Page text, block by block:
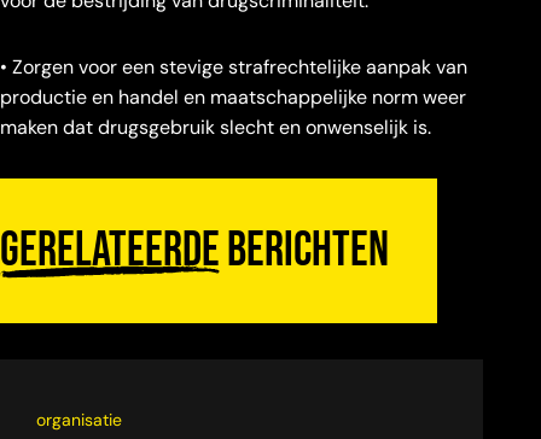
• Zorgen voor een stevige strafrechtelijke aanpak van
productie en handel en maatschappelijke norm weer
maken dat drugsgebruik slecht en onwenselijk is.
Gerelateerdeberichten
organisatie